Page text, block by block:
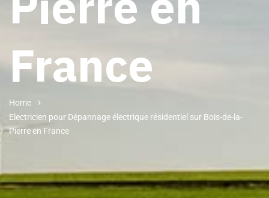
France
Home
Electricien pour Dépannage électrique résidentiel sur Bois-de-la-
Pierre en France